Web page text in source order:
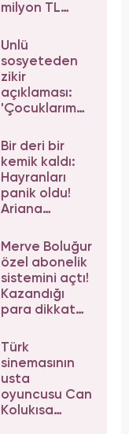
milyon TL
Ünlü
sosyeteden
zikir
açıklaması:
'Çocuklarım
diyerek gelen
eleştirilere
yanıt verdi
Bir deri bir
kemik kaldı:
Hayranları
panik oldu!
Ariana
son hali
korkuttu
Merve Boluğur
özel abonelik
sistemini açtı!
Kazandığı
para dikkat
Türk
sinemasının
usta
oyuncusu Can
Kolukısa